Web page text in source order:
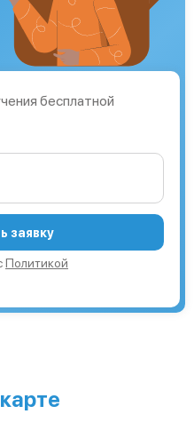
бесплатной
заявку
Политикой
карте